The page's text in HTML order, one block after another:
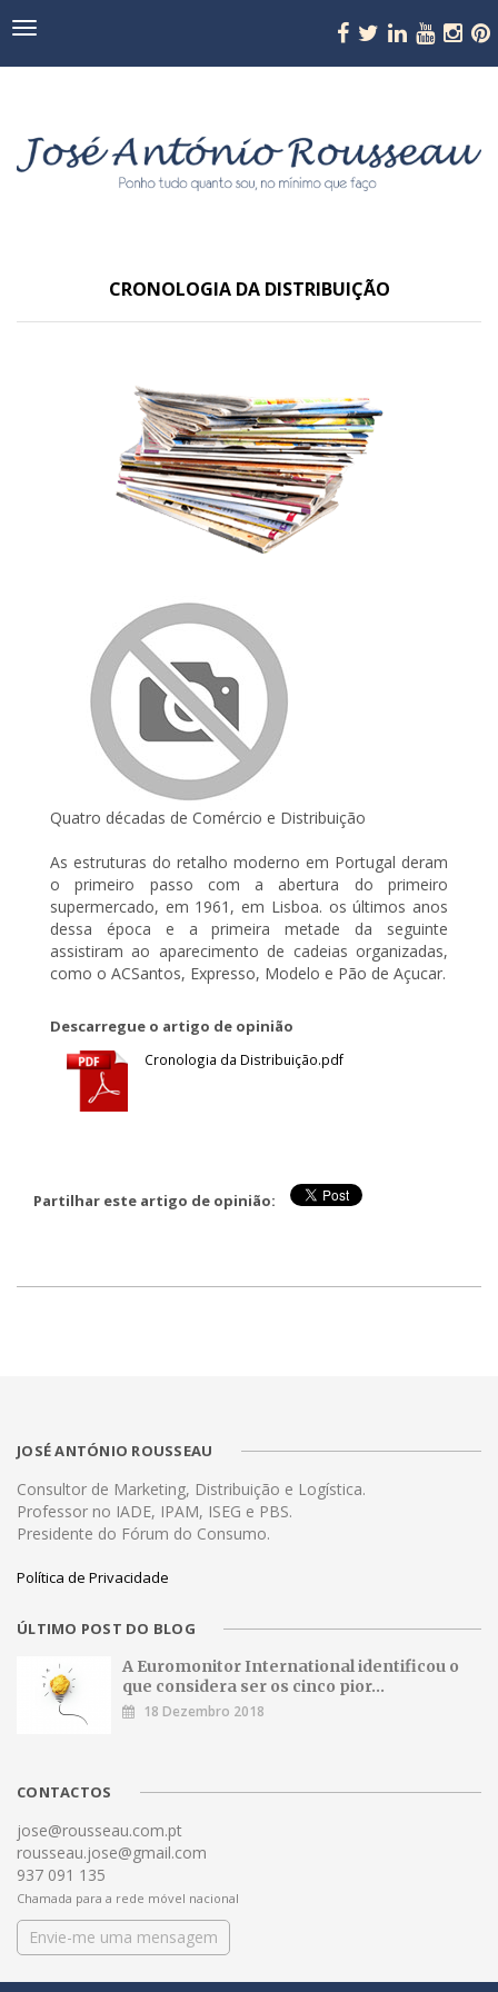
Navegação
CRONOLOGIA DA DISTRIBUIÇÃO
Quatro décadas de Comércio e Distribuição
As estruturas do retalho moderno em Portugal deram
o primeiro passo com a abertura do primeiro
supermercado, em 1961, em Lisboa. os últimos anos
dessa época e a primeira metade da seguinte
assistiram ao aparecimento de cadeias organizadas,
como o ACSantos, Expresso, Modelo e Pão de Açucar.
Descarregue o artigo de opinião
Cronologia da Distribuição.pdf
Partilhar este artigo de opinião:
JOSÉ ANTÓNIO ROUSSEAU
Consultor de Marketing, Distribuição e Logística.
Professor no IADE, IPAM, ISEG e PBS.
Presidente do Fórum do Consumo.
Política de Privacidade
ÚLTIMO POST DO BLOG
A Euromonitor International identificou o
que considera ser os cinco pior...
18 Dezembro 2018
CONTACTOS
jose@rousseau.com.pt
rousseau.jose@gmail.com
937 091 135
Chamada para a rede móvel nacional
Envie-me uma mensagem